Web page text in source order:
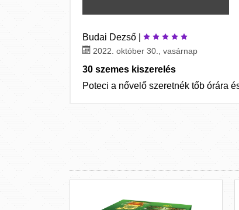
Budai Dezső |
2022. október 30., vasárnap
30 szemes kiszerelés
Poteci a nővelő szeretnék tőb órára